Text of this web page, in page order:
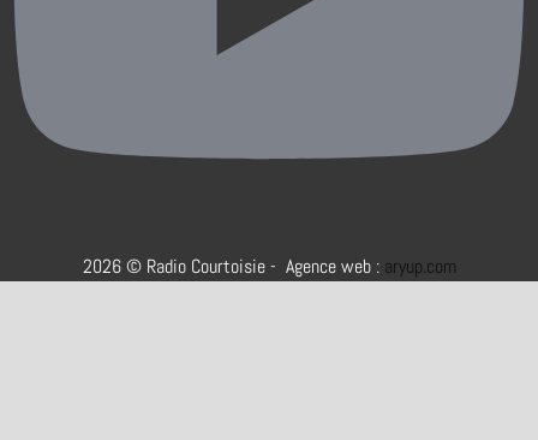
2026 © Radio Courtoisie - Agence web : aryup.com